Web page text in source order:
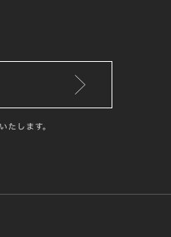
たします。